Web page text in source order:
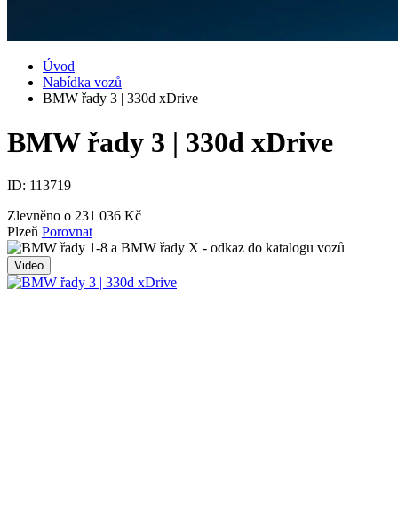
Úvod
Nabídka vozů
BMW řady 3 | 330d xDrive
BMW řady 3 | 330d xDrive
ID: 113719
Zlevněno o 231 036 Kč
Plzeň Porovnat
Video